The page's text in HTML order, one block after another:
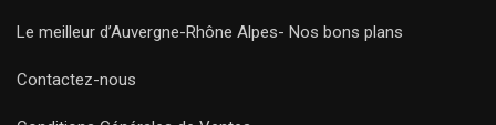
Le meilleur d’Auvergne-Rhône Alpes- Nos bons plans
Contactez-nous